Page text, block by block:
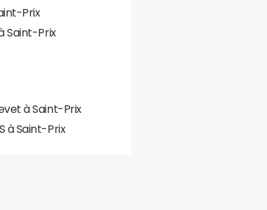
Prix
Saint-Prix
à Saint-Prix
à Saint-Prix